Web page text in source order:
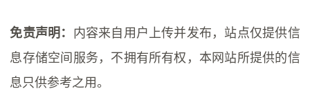
免责声明： 内容来自用户上传并发布，站点仅提供信
息存储空间服务，不拥有所有权，本网站所提供的信
息只供参考之用。